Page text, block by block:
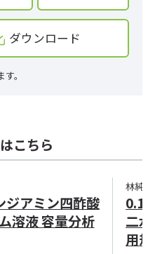
ダウンロード
。
こちら
アミン四酢酸
溶液 容量分析
林純
二
用